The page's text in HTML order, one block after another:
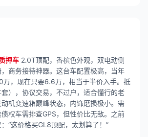
押车 2.0T顶配，香槟色外观，双电动侧
商务接待神器。这台车配置极高，当年
万，现在只要6.6万，相当于半价入手。抵
），协议交易，不过户，适合懂行的老
机变速箱巅峰状态，内饰磨损极小。需
权车需排查GPS，但性价比无敌。之前
“这价格买GL8顶配，太划算了！”